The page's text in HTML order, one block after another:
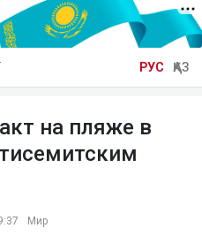
РУС ҚАЗ
на пляже в
Мир